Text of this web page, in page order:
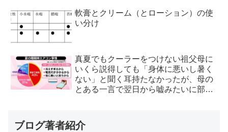
軟膏とクリーム（とローション）の使
い分け
真夏でもクーラーをつけない祖父母に
いくら説得しても「身体に悪いし暑く
ない」と聞く耳持たなかったが、母の
とある一言で翌日から嘘みたいに部屋
ブログ著者紹介